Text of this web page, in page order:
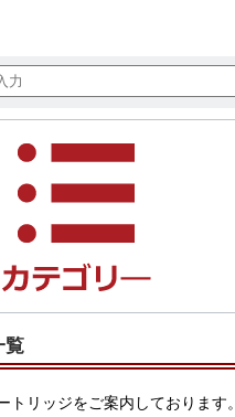
覧
リッジをご案内しておりま